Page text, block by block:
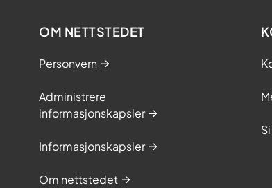
OM NETTSTEDET
Personvern
Administrere
informasjonskapsler
Informasjonskapsler
Om nettstedet